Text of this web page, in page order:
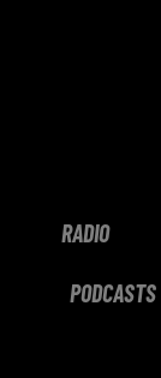
RADIO
PODCASTS